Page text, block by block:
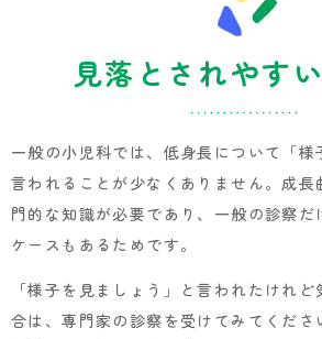
見落とされやす
一般の小児科では、低身長について「様
言われることが少なくありません。成長
門的な知識が必要であり、一般の診察だ
ケースもあるためです。
「様子を見ましょう」と言われたけれ
合は、専門家の診察を受けてみてくださ